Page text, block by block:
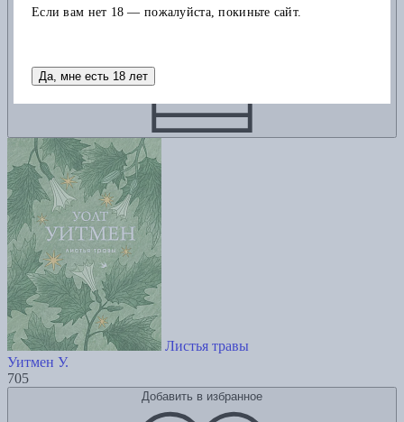
Листья травы
Уитмен У.
705
Добавить в избранное
Если вам нет 18 — пожалуйста, покиньте сайт.
Да, мне есть 18 лет